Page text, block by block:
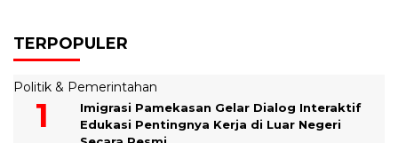
TERPOPULER
Politik & Pemerintahan
Imigrasi Pamekasan Gelar Dialog Interaktif
Edukasi Pentingnya Kerja di Luar Negeri